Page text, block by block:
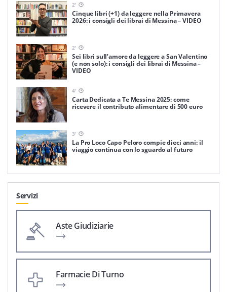
2'
Cinque libri (+1) da leggere nella Primavera
2026: i consigli dei librai di Messina – VIDEO
2'
Sei libri sull’amore da leggere a San Valentino
(e non solo): i consigli dei librai di Messina –
VIDEO
4'
Carta Dedicata a Te Messina 2025: come
ricevere il contributo alimentare di 500 euro
3'
La Pro Loco Capo Peloro compie dieci anni: il
viaggio continua con lo sguardo al futuro
Servizi
Aste Giudiziarie
Farmacie Di Turno